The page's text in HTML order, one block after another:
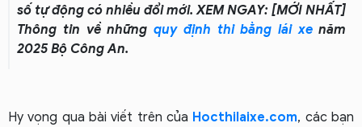
số tự động có nhiều đổi mới. XEM NGAY: [MỚI NHẤT]
Thông tin về nhữngquy định thi bằng lái xenăm
2025 Bộ Công An.
Hy vọng qua bài viết trên của Hocthilaixe.com, các bạn